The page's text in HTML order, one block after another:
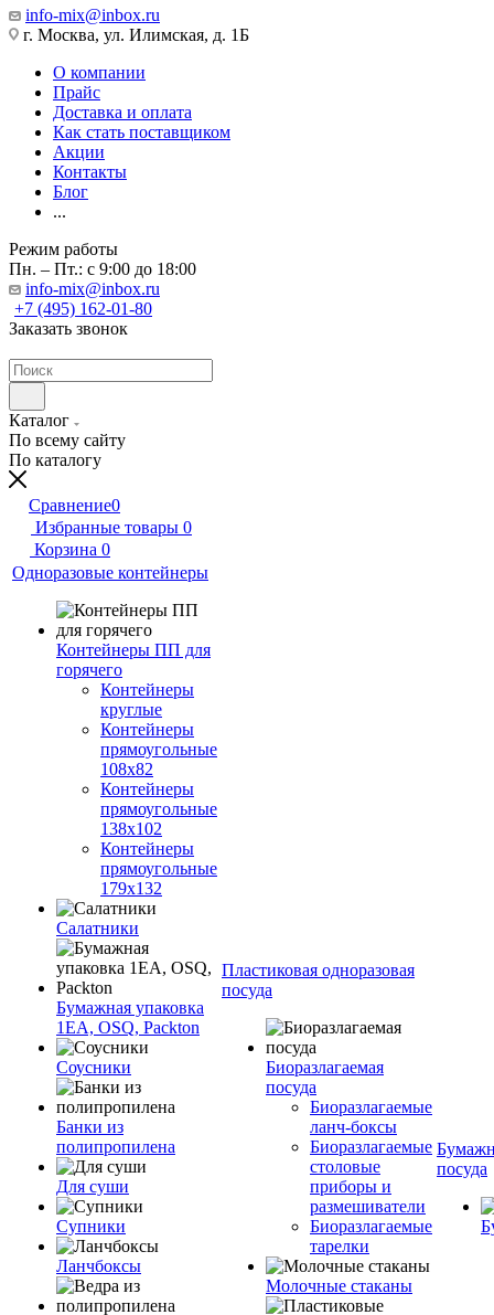
info-mix@inbox.ru
г. Москва, ул. Илимская, д. 1Б
О компании
Прайс
Доставка и оплата
Как стать поставщиком
Акции
Контакты
Блог
...
Режим работы
Пн. – Пт.: с 9:00 до 18:00
info-mix@inbox.ru
+7 (495) 162-01-80
Заказать звонок
Каталог
По всему сайту
По каталогу
Сравнение0
Избранные товары 0
Корзина 0
Одноразовые контейнеры
Контейнеры ПП для
горячего
Контейнеры
круглые
Контейнеры
прямоугольные
108х82
Контейнеры
прямоугольные
138х102
Контейнеры
прямоугольные
179х132
Салатники
Бумажная упаковка
1ЕА, OSQ, Packton
Соусники
Банки из
полипропилена
Для суши
Супники
Ланчбоксы
Пластиковая одноразовая
посуда
Биоразлагаемая
посуда
Биоразлагаемые
ланч-боксы
Биоразлагаемые
столовые
приборы и
размешиватели
Биоразлагаемые
тарелки
Молочные стаканы
посуда